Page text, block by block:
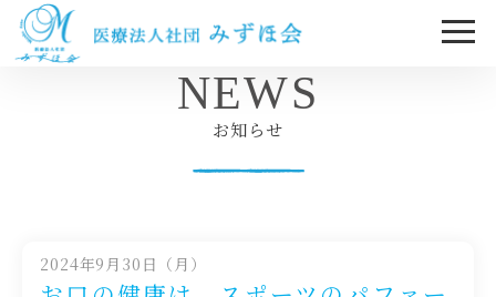
NEWS
お知らせ
2024年9月30日（月）